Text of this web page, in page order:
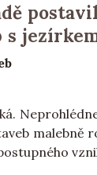
s
malebně